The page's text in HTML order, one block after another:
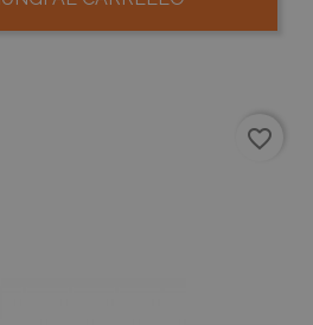
favorite_border